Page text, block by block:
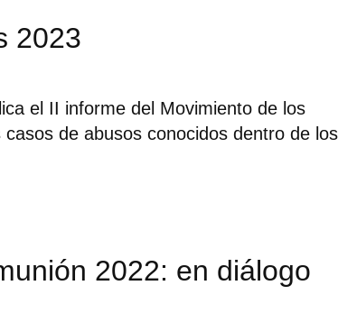
2023
el II informe del Movimiento de los
de abusos conocidos dentro de los
2022: en diálogo